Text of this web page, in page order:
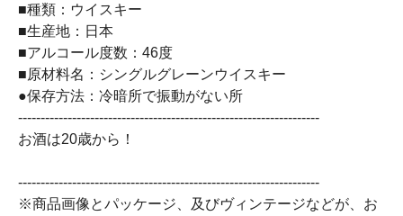
■種類：ウイスキー
■生産地：日本
■アルコール度数：46度
■原材料名：シングルグレーンウイスキー
●保存方法：冷暗所で振動がない所
-------------------------------------------------------------------
お酒は20歳から！
-------------------------------------------------------------------
※商品画像とパッケージ、及びヴィンテージなどが、お